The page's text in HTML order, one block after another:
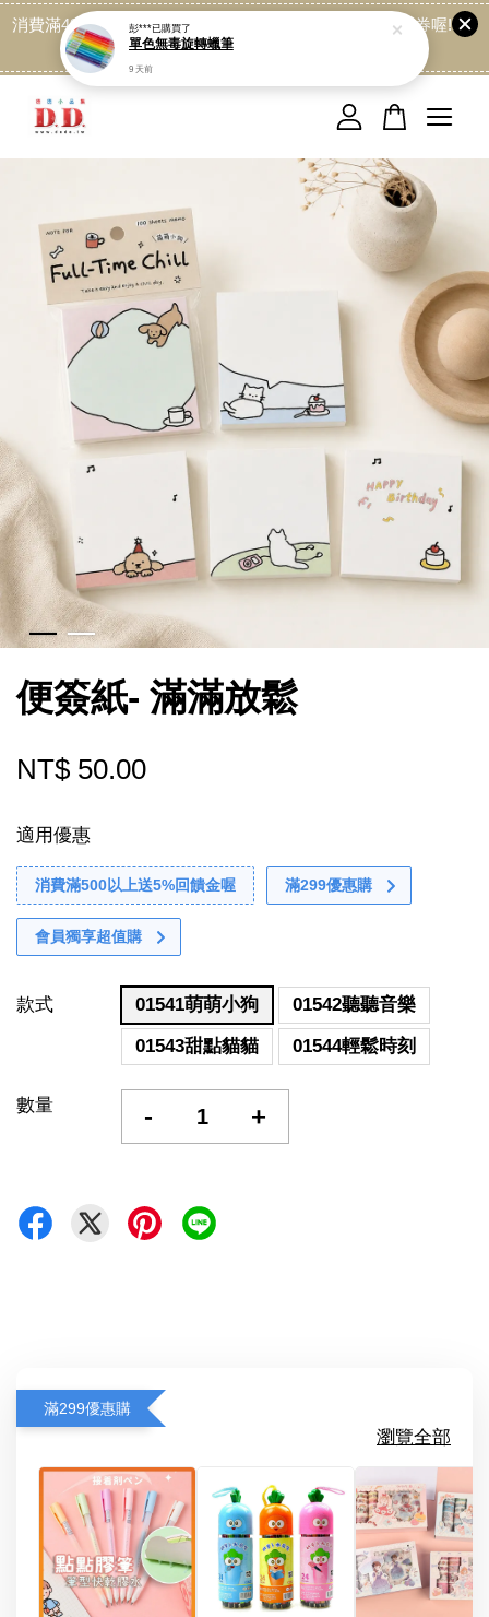
消費滿499免運喔, 記得加LINE:@dede168 領取專屬折扣券喔!
點我
便簽紙- 滿滿放鬆
NT$ 50.00
適用優惠
消費滿500以上送5%回饋金喔 滿299優惠購
會員獨享超值購
款式 01541萌萌小狗
01542聽聽音樂
01543甜點貓貓
01544輕鬆時刻
數量 - +
滿299優惠購
瀏覽全部
您的購物車目前還是空的。